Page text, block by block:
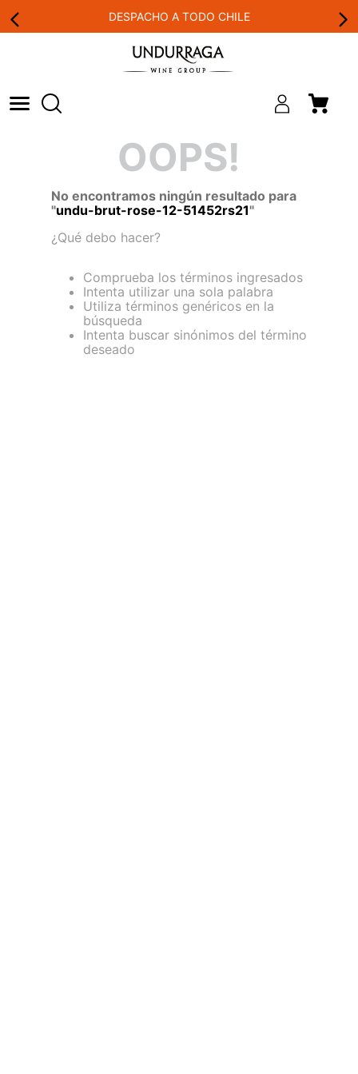
DESPACHO A TODO CHILE
OOPS!
No encontramos ningún resultado para
"undu-brut-rose-12-51452rs21"
¿Qué debo hacer?
Comprueba los términos ingresados
Intenta utilizar una sola palabra
Utiliza términos genéricos en la
búsqueda
Intenta buscar sinónimos del término
deseado